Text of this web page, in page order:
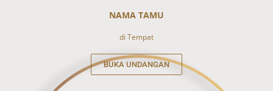
NAMA TAMU
di Tempat
BUKA UNDANGAN